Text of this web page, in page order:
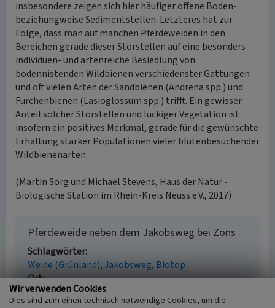
insbesondere zeigen sich hier häufiger offene Boden-
beziehungweise Sedimentstellen. Letzteres hat zur
Folge, dass man auf manchen Pferdeweiden in den
Bereichen gerade dieser Störstellen auf eine besonders
individuen- und artenreiche Besiedlung von
bodennistenden Wildbienen verschiedenster Gattungen
und oft vielen Arten der Sandbienen (Andrena spp.) und
Furchenbienen (Lasioglossum spp.) trifft. Ein gewisser
Anteil solcher Störstellen und lückiger Vegetation ist
insofern ein positives Merkmal, gerade für die gewünschte
Erhaltung starker Populationen vieler blütenbesuchender
Wildbienenarten.
(Martin Sorg und Michael Stevens, Haus der Natur -
Biologische Station im Rhein-Kreis Neuss e.V., 2017)
Pferdeweide neben dem Jakobsweg bei Zons
Schlagwörter
Weide (Grünland) Jakobsweg Biotop
Ort
41541 Dormagen - Zons
Wir verwenden Cookies
Dies sind zum einen technisch notwendige Cookies, um die